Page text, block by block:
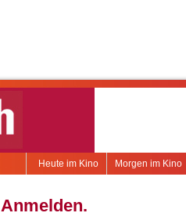
Morgen im Kino
Heute im Kino
Anmelden.